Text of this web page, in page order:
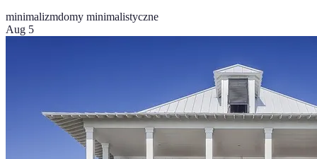
minimalizmdomy minimalistyczne
Aug 5